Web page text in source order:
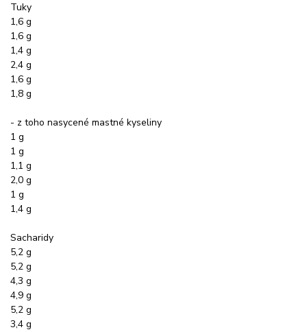
Tuky
1,6 g
1,6 g
1,4 g
2,4 g
1,6 g
1,8 g
- z toho nasycené mastné kyseliny
1 g
1 g
1,1 g
2,0 g
1 g
1,4 g
Sacharidy
5,2 g
5,2 g
4,3 g
4,9 g
5,2 g
3,4 g